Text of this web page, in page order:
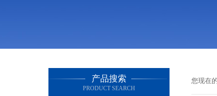
产品搜索
PRODUCT SEARCH
您现在